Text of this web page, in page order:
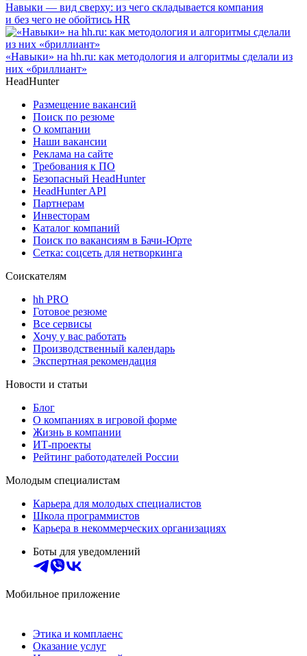
Навыки — вид сверху: из чего складывается компания
и без чего не обойтись HR
«Навыки» на hh.ru: как методология и алгоритмы сделали из
них «бриллиант»
HeadHunter
Размещение вакансий
Поиск по резюме
О компании
Наши вакансии
Реклама на сайте
Требования к ПО
Безопасный HeadHunter
HeadHunter API
Партнерам
Инвесторам
Каталог компаний
Поиск по вакансиям в Бачи-Юрте
Сетка: соцсеть для нетворкинга
Соискателям
hh PRO
Готовое резюме
Все сервисы
Хочу у вас работать
Производственный календарь
Экспертная рекомендация
Новости и статьи
Блог
О компаниях в игровой форме
Жизнь в компании
ИТ-проекты
Рейтинг работодателей России
Молодым специалистам
Карьера для молодых специалистов
Школа программистов
Карьера в некоммерческих организациях
Боты для уведомлений
Мобильное приложение
Этика и комплаенс
Оказание услуг